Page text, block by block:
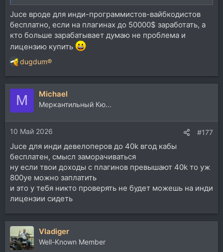
Juce вроде для инди-программистов-вайбкодистов
бесплатно, если на плагинах до 50000$ заработать, а
кто больше зарабатывает думаю не проблема и
лицензию купить
Р
е
а
и
и
:
dugdum®
M Michael
Меркантильный Кю...
10 Май 2026 #177
Juce для инди девелоперов до 40k вгод кабы
бесплатен, смысл заморачиваться
ну если твои доходы с плагинов превышают 40k то уж
800уе можно заплатить
и это у тебя никто проверять не будет можешь на инди
лицензии сидеть
Vladiger
Well-Known Member